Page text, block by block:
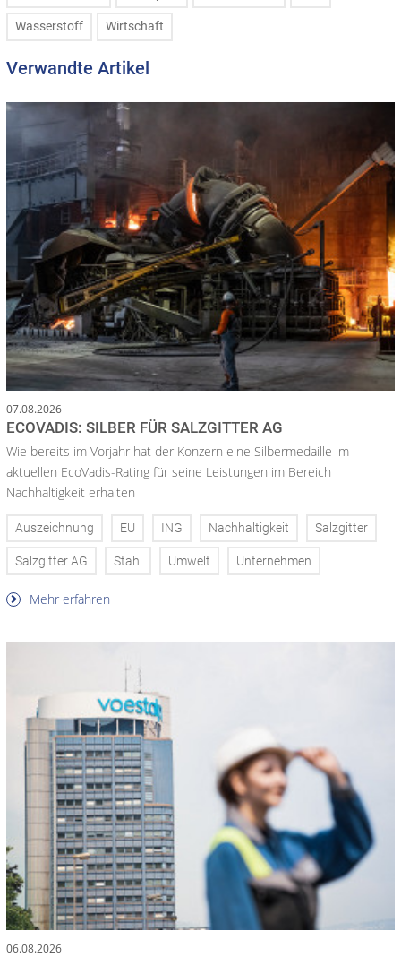
Wasserstoff Wirtschaft
Verwandte Artikel
07.08.2026
ECOVADIS: SILBER FÜR SALZGITTER AG
Wie bereits im Vorjahr hat der Konzern eine Silbermedaille im
aktuellen EcoVadis-Rating für seine Leistungen im Bereich
Nachhaltigkeit erhalten
Auszeichnung EU ING Nachhaltigkeit Salzgitter
Salzgitter AG Stahl Umwelt Unternehmen
Mehr erfahren
06.08.2026